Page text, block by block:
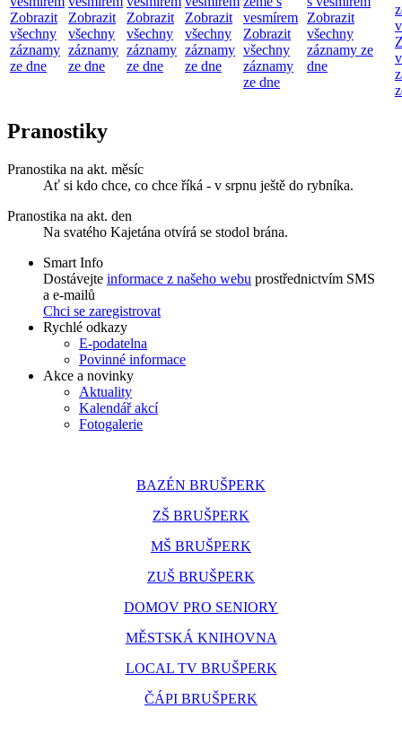
Zobrazit
všechny
záznamy
ze dne
Zobrazit
všechny
záznamy
ze dne
Zobrazit
všechny
záznamy
ze dne
Zobrazit
všechny
záznamy
ze dne
vesmírem
Zobrazit
všechny
záznamy
ze dne
Zobrazit
všechny
záznamy ze
dne
Pranostiky
Pranostika na akt. měsíc
Ať si kdo chce, co chce říká - v srpnu ještě do rybníka.
Pranostika na akt. den
Na svatého Kajetána otvírá se stodol brána.
Smart Info
Dostávejte informace z našeho webu prostřednictvím SMS
a e-mailů
Chci se zaregistrovat
Rychlé odkazy
E-podatelna
Povinné informace
Akce a novinky
Aktuality
Kalendář akcí
Fotogalerie
BAZÉN BRUŠPERK
ZŠ BRUŠPERK
MŠ BRUŠPERK
ZUŠ BRUŠPERK
DOMOV PRO SENIORY
MĚSTSKÁ KNIHOVNA
LOCAL TV BRUŠPERK
ČÁPI BRUŠPERK